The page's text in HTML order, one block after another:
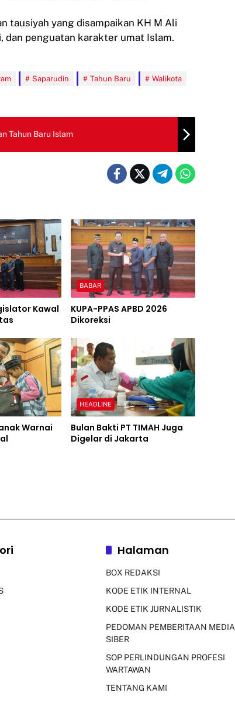
tausiyah yang disampaikan KH M Ali
dan penguatan karakter umat Islam.
Saparudin Tahun Baru Walikota
Tahun Baru Islam
Kawal
BABAR
KUPA-PPAS APBD 2026
Dikoreksi
Warnai
HEADLINE
Bulan Bakti PT TIMAH Juga
Digelar di Jakarta
Halaman
BOX REDAKSI
KODE ETIK INTERNAL
KODE ETIK JURNALISTIK
PEDOMAN PEMBERITAAN MEDIA
SIBER
SOP PERLINDUNGAN PROFESI
WARTAWAN
TENTANG KAMI